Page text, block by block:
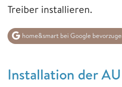
Treiber installieren.
home&smart bei Google
Installation der